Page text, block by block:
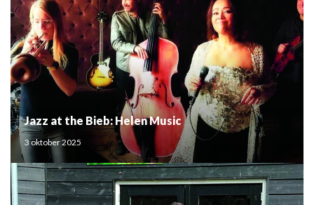
Jazz at the Bieb: Helen Music
3 oktober 2025